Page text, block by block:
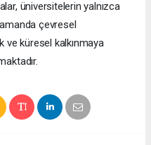
üniversitelerin yalnızca
çevresel
ve küresel kalkınmaya